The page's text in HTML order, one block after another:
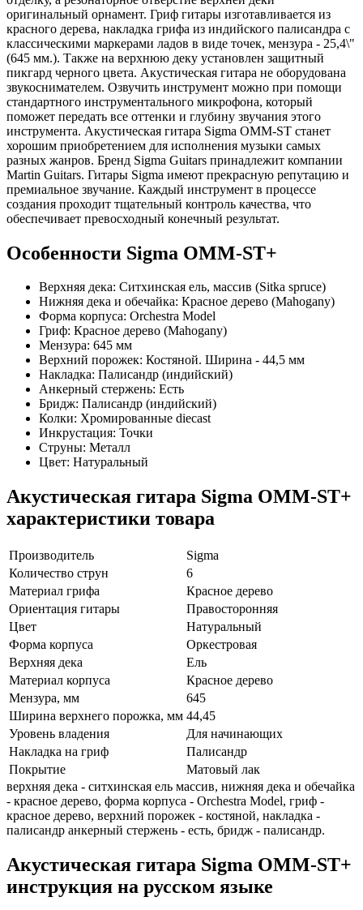
оригинальный орнамент. Гриф гитары изготавливается из
красного дерева, накладка грифа из индийского палисандра с
классическими маркерами ладов в виде точек, мензура - 25,4\"
(645 мм.). Также на верхнюю деку установлен защитный
пикгард черного цвета. Акустическая гитара не оборудована
звукоснимателем. Озвучить инструмент можно при помощи
стандартного инструментального микрофона, который
поможет передать все оттенки и глубину звучания этого
инструмента. Акустическая гитара Sigma OMM-ST станет
хорошим приобретением для исполнения музыки самых
разных жанров. Бренд Sigma Guitars принадлежит компании
Martin Guitars. Гитары Sigma имеют прекрасную репутацию и
премиальное звучание. Каждый инструмент в процессе
создания проходит тщательный контроль качества, что
обеспечивает превосходный конечный результат.
Особенности Sigma OMM-ST+
Верхняя дека: Ситхинская ель, массив (Sitka spruce)
Нижняя дека и обечайка: Красное дерево (Mahogany)
Форма корпуса: Orchestra Model
Гриф: Красное дерево (Mahogany)
Мензура: 645 мм
Верхний порожек: Костяной. Ширина - 44,5 мм
Накладка: Палисандр (индийский)
Анкерный стержень: Есть
Бридж: Палисандр (индийский)
Колки: Хромированные diecast
Инкрустация: Точки
Струны: Металл
Цвет: Натуральный
Акустическая гитара Sigma OMM-ST+
характеристики товара
Производитель
Sigma
Количество струн
6
Материал грифа
Красное дерево
Ориентация гитары
Правосторонняя
Цвет
Натуральный
Форма корпуса
Оркестровая
Верхняя дека
Ель
Материал корпуса
Красное дерево
Мензура, мм
645
Ширина верхнего порожка, мм 44,45
Уровень владения
Для начинающих
Накладка на гриф
Палисандр
Покрытие
Матовый лак
верхняя дека - ситхинская ель массив, нижняя дека и обечайка
- красное дерево, форма корпуса - Orchestra Model, гриф -
красное дерево, верхний порожек - костяной, накладка -
палисандр анкерный стержень - есть, бридж - палисандр.
Акустическая гитара Sigma OMM-ST+
инструкция на русском языке